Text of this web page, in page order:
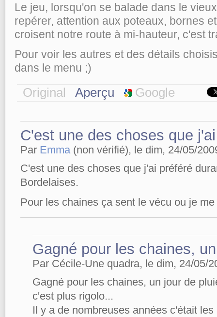
Le jeu, lorsqu'on se balade dans le
repérer, attention aux poteaux, bornes
croisent notre route à mi-hauteur, c'est
Pour voir les autres et des détails
dans le menu ;)
Original Aperçu Google
C'est une des choses que j'ai
Par Emma(non vérifié), le dim, 24/05/
C'est une des choses que j'ai préféré
Bordelaises.
Pour les chaines ça sent le vécu ou je
Gagné pour les chaines, un
Par Cécile-Une quadra, le dim, 24/05/
Gagné pour les chaines, un jour de
c'est plus rigolo...
Il y a de nombreuses années c'était